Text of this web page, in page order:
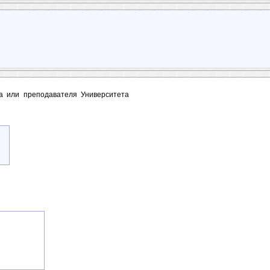
или преподавателя Университета